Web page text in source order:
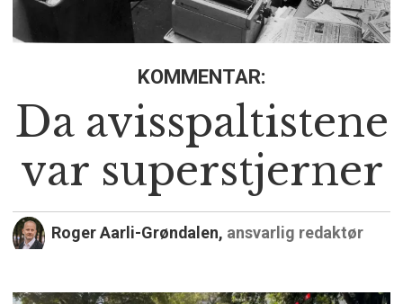
KOMMENTAR:
Da avisspaltistene
var superstjerner
Roger Aarli-Grøndalen, ansvarlig redaktør